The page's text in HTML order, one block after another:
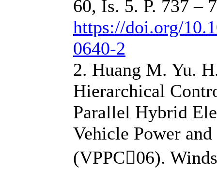
60, Is. 5. P. 737 –
https://doi.org/
0640-2
2. Huang M. Yu.
Hierarchical
Parallel Hybrid
Vehicle Power
(VPPC06).